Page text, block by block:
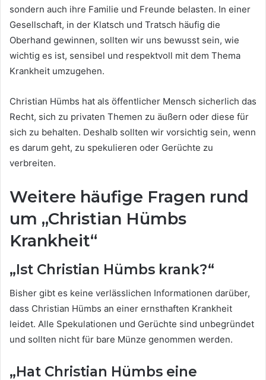
sondern auch ihre Familie und Freunde belasten. In einer
Gesellschaft, in der Klatsch und Tratsch häufig die
Oberhand gewinnen, sollten wir uns bewusst sein, wie
wichtig es ist, sensibel und respektvoll mit dem Thema
Krankheit umzugehen.
Christian Hümbs hat als öffentlicher Mensch sicherlich das
Recht, sich zu privaten Themen zu äußern oder diese für
sich zu behalten. Deshalb sollten wir vorsichtig sein, wenn
es darum geht, zu spekulieren oder Gerüchte zu
verbreiten.
Weitere häufige Fragen rund
um „Christian Hümbs
Krankheit“
„Ist Christian Hümbs krank?“
Bisher gibt es keine verlässlichen Informationen darüber,
dass Christian Hümbs an einer ernsthaften Krankheit
leidet. Alle Spekulationen und Gerüchte sind unbegründet
und sollten nicht für bare Münze genommen werden.
„Hat Christian Hümbs eine